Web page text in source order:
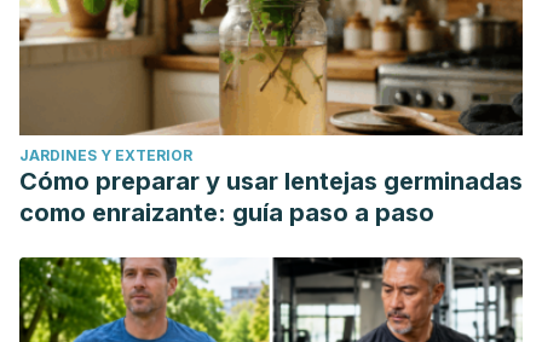
JARDINES Y EXTERIOR
Cómo preparar y usar lentejas germinadas
como enraizante: guía paso a paso